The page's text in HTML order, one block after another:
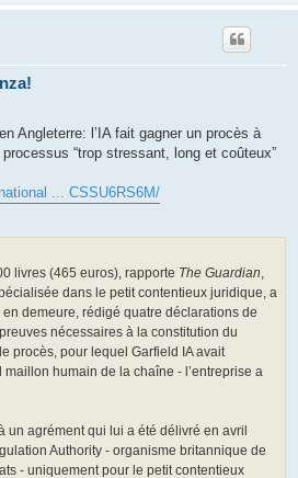
Angleterre: l’IA fait gagner un procès à
“trop stressant, long et coûteux”
... CSSU6RS6M/
livres (465 euros), rapporte The Guardian,
dans le petit contentieux juridique, a
demeure, rédigé quatre déclarations de
nécessaires à la constitution du
procès, pour lequel Garfield IA avait
humain de la chaîne - l’entreprise a
un agrément qui lui a été délivré en avril
Authority - organisme britannique de
- uniquement pour le petit contentieux